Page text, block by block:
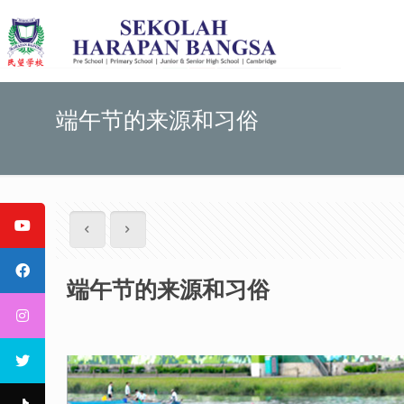
端午节的来源和习俗
端午节的来源和习俗